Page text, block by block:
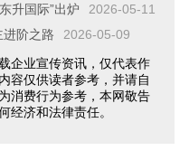
升国际”出炉
2026-05-11
阶之路
2026-05-09
企业宣传资讯，仅代表作
容仅供读者参考，并请自
消费行为参考，本网敬告
经济和法律责任。